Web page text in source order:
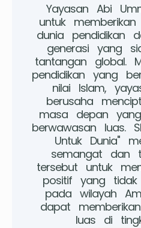
Yayasan Abi
untuk
dunia pendidikan
generasi yang
tantangan global.
pendidikan yang
nilai Islam,
berusaha
masa depan
berwawasan luas.
Untuk Dunia"
semangat dan
tersebut untuk
positif yang
pada wilayah
dapat
luas di